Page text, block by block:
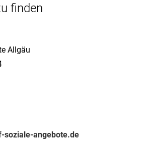
finden
Allgäu
soziale-angebote.de